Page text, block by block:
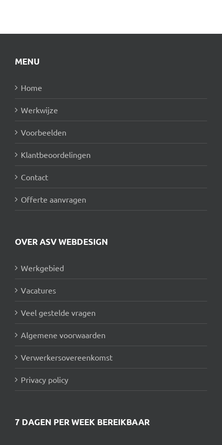
MENU
Home
Werkwijze
Voorbeelden
Klantbeoordelingen
Contact
Offerte aanvragen
OVER ASV WEBDESIGN
Werkgebied
Vacatures
Veel gestelde vragen
Algemene voorwaarden
Verwerkersovereenkomst
Privacy policy
7 DAGEN PER WEEK BEREIKBAAR